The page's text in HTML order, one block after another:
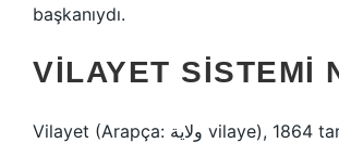
başkanıydı.
VILAYET SISTEMI
Vilayet (Arapça: ولاية vilaye), 1864 tarihli Vilayet